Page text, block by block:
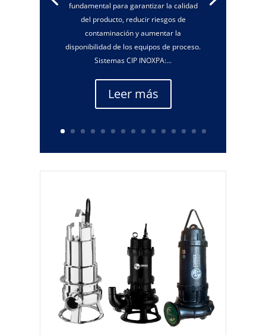
fundamental para garantizar la calidad
del producto, reducir riesgos de
contaminación y aumentar la
disponibilidad de los equipos de proceso.
Sistemas CIP INOXPA:...
Leer más